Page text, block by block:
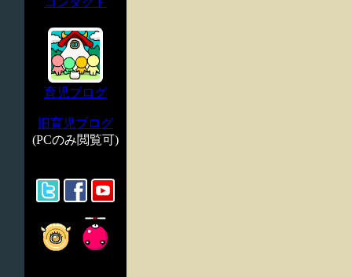
育児ブログ
旧育児ブログ
(PCのみ閲覧可)